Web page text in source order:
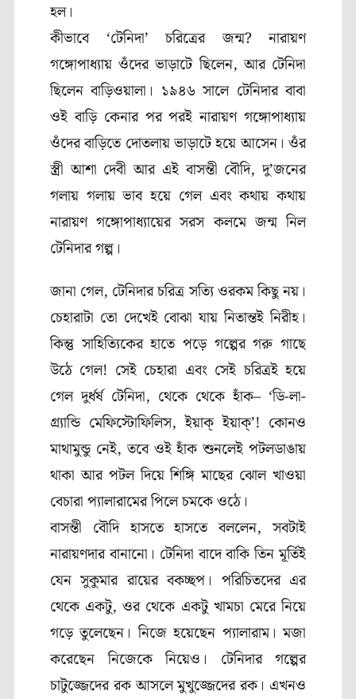
হল।
কীভাবে ‘টেনিদা’ চরিত্রের জন্ম?নারায়ণ
গঙ্গোপাধ্যায় ওঁদের ভাড়াটে ছিলেন, আর টেনিদা
ছিলেন বাড়িওয়ালা। ১৯৪৬ সালে টেনিদার বাবা
ওই বাড়ি কেনার পর পরই নারায়ণ গঙ্গোপাধ্যায়
ওঁদের বাড়িতে দোতলায় ভাড়াটে হয়ে আসেন। ওঁর
স্ত্রী আশা দেবী আর এই বাসন্তী বৌদি,দু’জনের
গলায় গলায় ভাব হয়ে গেল এবং কথায় কথায়
নারায়ণ গঙ্গোপাধ্যায়ের সরস কলমে জন্ম নিল
টেনিদার গল্প।
জানা গেল, টেনিদার চরিত্র সত্যি ওরকম কিছু নয়।
চেহারাটা তো দেখেই বোঝা যায় নিতান্তই নিরীহ।
কিন্তু সাহিত্যিকের হাতে পড়ে গল্পের গরু গাছে
উঠে গেল! সেই চেহারা এবং সেই চরিত্রই হয়ে
গেল দুর্ধর্ষ টেনিদা, থেকে থেকে হাঁক– ‘ডি-লা-
গ্র্যান্ডি মেফিস্টোফিলিস,ইয়াক্ ইয়াক্’! কোনও
মাথামুন্ডু নেই,তবে ওই হাঁক শুনলেই পটলডাঙায়
থাকা আর পটল দিয়ে শিঙ্গি মাছের ঝোল খাওয়া
বেচারা প্যালারামের পিলে চমকে ওঠে।
বাসন্তী বৌদি হাসতে হাসতে বললেন,সবটাই
নারায়ণদার বানানো। টেনিদা বাদে বাকি তিন মূর্তিই
যেন সুকুমার রায়ের বকচ্ছপ। পরিচিতদের এর
থেকে একটু,ওর থেকে একটু খামচা মেরে নিয়ে
গড়ে তুলেছেন। নিজে হয়েছেন প্যালারাম। মজা
করেছেন নিজেকে নিয়েও। টেনিদার গল্পের
চাটুজ্জেদের রক আসলে মুখুজ্জেদের রক। এখনও